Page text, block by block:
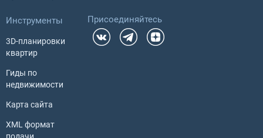
Инструменты
3D-планировки
квартир
Гиды по
недвижимости
Карта сайта
XML формат
Присоединяйтесь